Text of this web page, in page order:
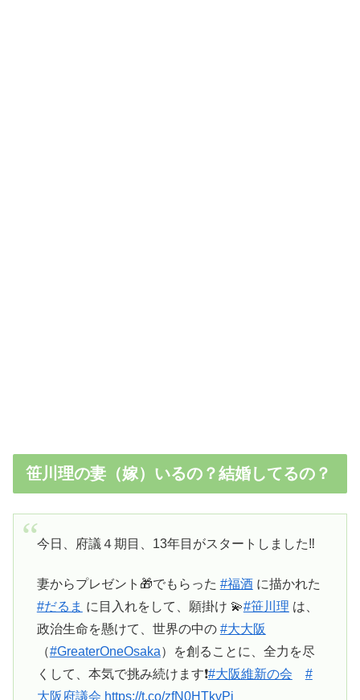
笹川理の妻（嫁）いるの？結婚してるの？
今日、府議４期目、13年目がスタートしました‼️
妻からプレゼント🎁でもらった #福酒に描かれた
#だるま に目入れをして、願掛け 💫#笹川理 は、
政治生命を懸けて、世界の中の #大大阪
（#GreaterOneOsaka）を創ることに、全力を尽
くして、本気で挑み続けます❗️#大阪維新の会
#
大阪府議会 https://t.co/zfN0HTkvPj